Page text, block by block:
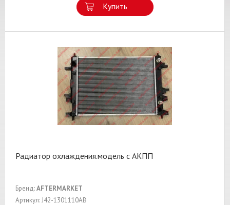
Купить
Радиатор охлаждения.модель с АКПП
Бренд:AFTERMARKET
Артикул: J42-1301110AB